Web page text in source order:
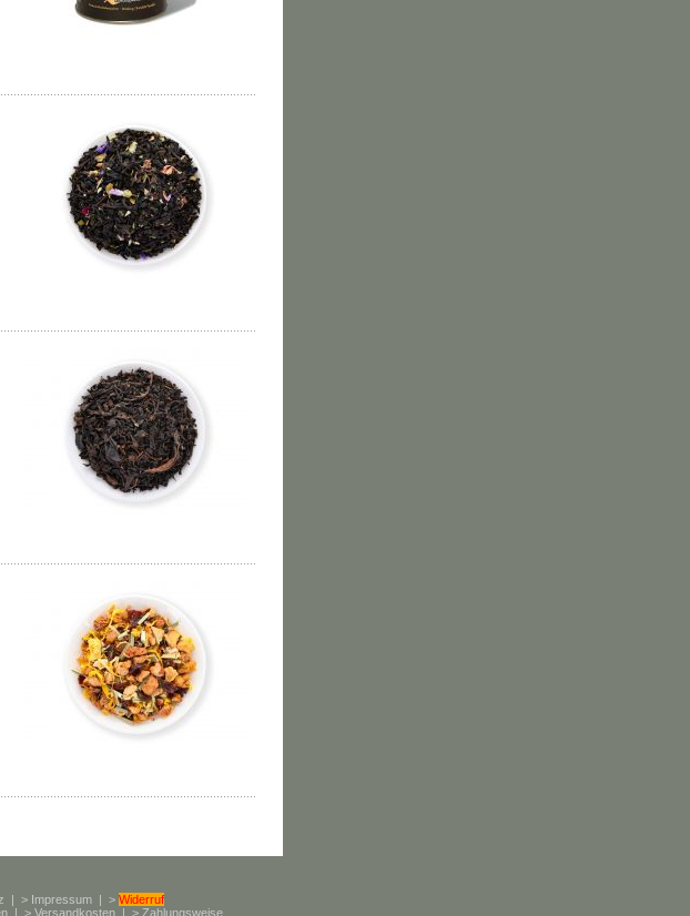
| > Impressum | > Widerruf
| > Versandkosten | > Zahlungsweise